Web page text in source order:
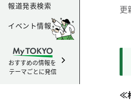
報道発表検索
イベント情報
おすすめの情報を
テーマごとに発信
更
≪